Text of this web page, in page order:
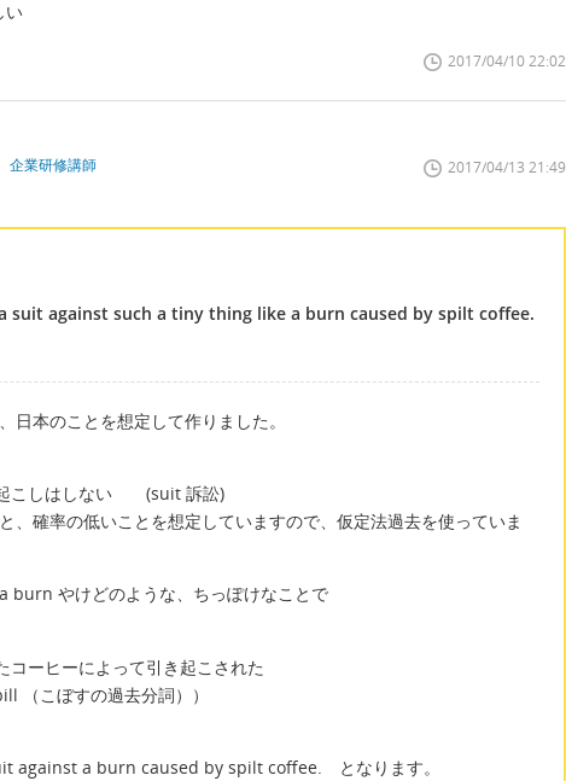
い
2017/04/10 22:02
企業研修講師 2017/04/13 21:49
suit against such a tiny thing like a burn caused by spilt coffee.
日本のことを想定して作りました。
こしはしない (suit 訴訟)
、確率の低いことを想定していますので、仮定法過去を使っていま
burn やけどのような、ちっぽけなことで
ーヒーによって引き起こされた
（こぼすの過去分詞））
against a burn caused by spilt coffee. となります。